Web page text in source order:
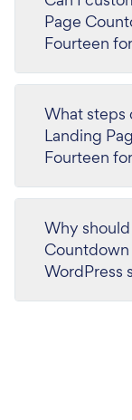
Page
Fourteen
What steps
Landing
Fourteen
Why
WordPress